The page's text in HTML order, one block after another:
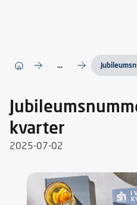
...
kvarter
2025-07-02